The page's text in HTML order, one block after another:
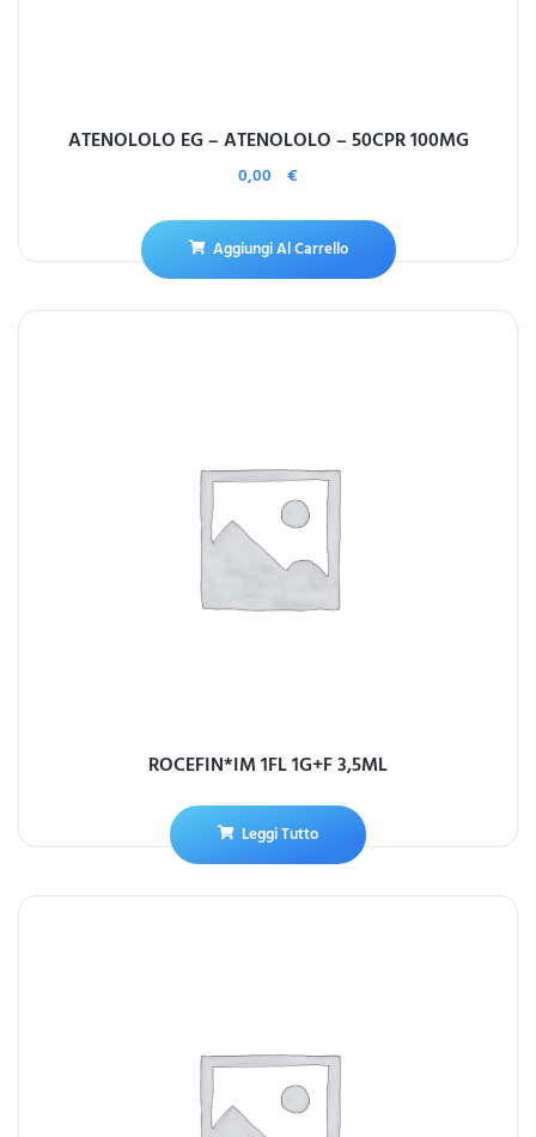
ATENOLOLO EG – ATENOLOLO – 50CPR 100MG
0,00 €
Aggiungi Al Carrello
ROCEFIN*IM 1FL 1G+F 3,5ML
Leggi Tutto